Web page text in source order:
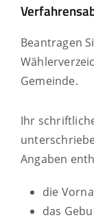
Beantragen
Gemeinde.
Ihr
Angaben
die
das